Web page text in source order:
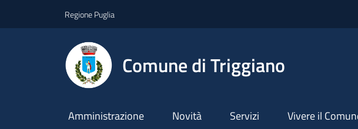
Regione Puglia
Comune di Triggiano
Amministrazione Novità Servizi Vivere il